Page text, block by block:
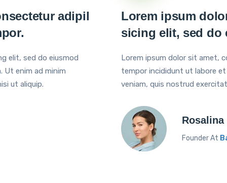
adipil
elit, sed do eiusmod
Ut enim ad minim
ut aliquip.
Lorem ipsum
sicing elit, sed do
Lorem ipsum dolor sit amet,
tempor incididunt ut labore et
veniam, quis nostrud
Founder At